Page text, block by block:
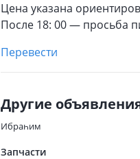
Цена указана
После 18: 00 — просьба
Перевести
Другие
Ибраһим
Запчасти